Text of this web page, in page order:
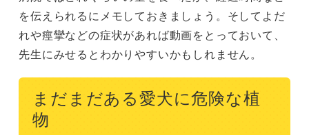
を伝えられるにメモしておきましょう。そしてよだ
れや痙攣などの症状があれば動画をとっておいて、
先生にみせるとわかりやすいかもしれません。
まだまだある愛犬に危険な植
物